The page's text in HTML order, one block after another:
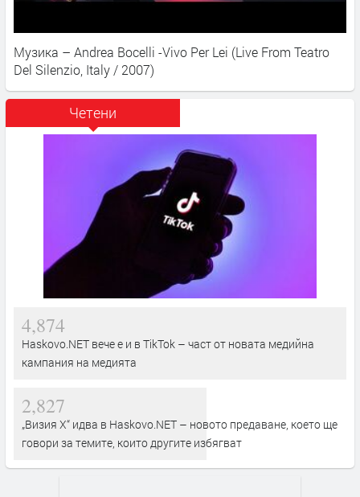
Музика – Andrea Bocelli -Vivo Per Lei (Live From Teatro
Del Silenzio, Italy / 2007)
Четени
4,874
Haskovo.NET вече е и в TikTok – част от новата медийна
кампания на медията
2,827
„Визия Х“ идва в Haskovo.NET – новото предаване, което ще
говори за темите, които другите избягват